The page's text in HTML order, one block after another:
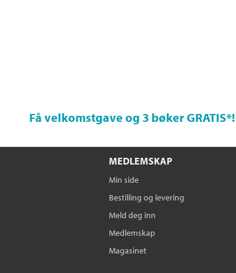
Få velkomstgave og 3 bøker GRATIS*!
MEDLEMSKAP
Min side
Bestilling og levering
Meld deg inn
Medlemskap
Magasinet